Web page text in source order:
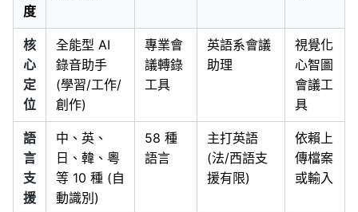
度
核
心
定
位
全能型 AI
錄音助手
(學習/工作/
創作)
專業會
議轉錄
工具
英語系會議
助理
視覺化
心智圖
會議工
具
語
言
支
援
中、英、
日、韓、粵
等 10 種 (自
動識別)
58 種
語言
主打英語
(法/西語支
援有限)
依賴上
傳檔案
或輸入